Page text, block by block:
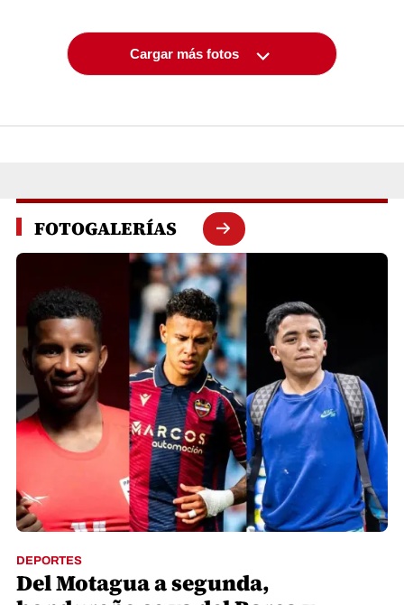
Cargar más fotos
FOTOGALERÍAS
DEPORTES
Del Motagua a segunda,